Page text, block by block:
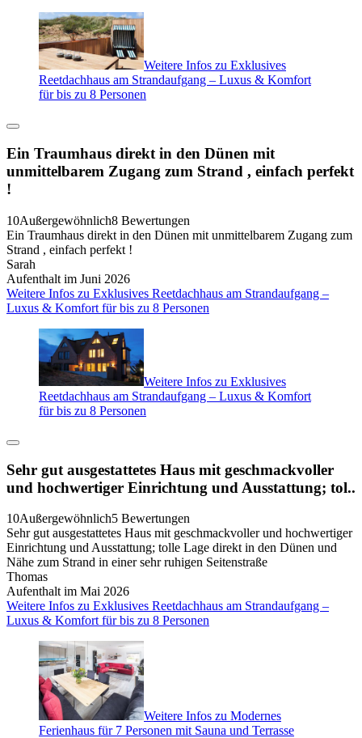
Weitere Infos zu Exklusives
Reetdachhaus am Strandaufgang – Luxus & Komfort
für bis zu 8 Personen
Ein Traumhaus direkt in den Dünen mit
unmittelbarem Zugang zum Strand , einfach perfekt
!
10Außergewöhnlich8 Bewertungen
Ein Traumhaus direkt in den Dünen mit unmittelbarem Zugang zum
Strand , einfach perfekt !
Sarah
Aufenthalt im Juni 2026
Weitere Infos zu Exklusives Reetdachhaus am Strandaufgang –
Luxus & Komfort für bis zu 8 Personen
Weitere Infos zu Exklusives
Reetdachhaus am Strandaufgang – Luxus & Komfort
für bis zu 8 Personen
Sehr gut ausgestattetes Haus mit geschmackvoller
und hochwertiger Einrichtung und Ausstattung; tol..
10Außergewöhnlich5 Bewertungen
Sehr gut ausgestattetes Haus mit geschmackvoller und hochwertiger
Einrichtung und Ausstattung; tolle Lage direkt in den Dünen und
Nähe zum Strand in einer sehr ruhigen Seitenstraße
Thomas
Aufenthalt im Mai 2026
Weitere Infos zu Exklusives Reetdachhaus am Strandaufgang –
Luxus & Komfort für bis zu 8 Personen
Weitere Infos zu Modernes
Ferienhaus für 7 Personen mit Sauna und Terrasse